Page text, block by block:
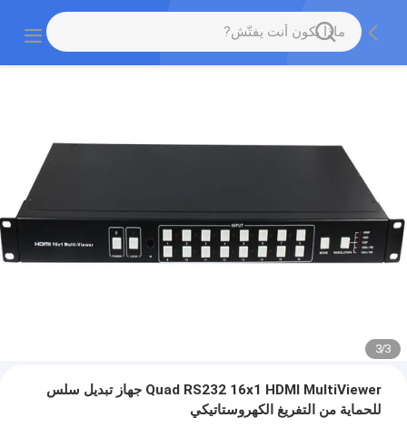
3
/
3
Quad RS232 16x1 HDMI MultiViewer جهاز تبديل سلس
للحماية من التفريغ الكهروستاتيكي